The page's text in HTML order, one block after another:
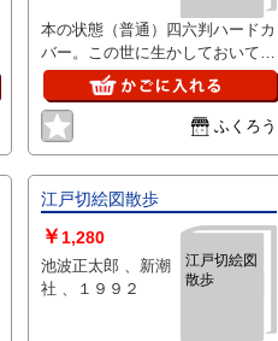
本の状態（普通）四六判ハードカ
バー。この世に生かしておいては
ならない人間だから仕掛けたーは
ずだったが・・
ふくろう
江戸切絵図散歩
江戸切絵図
散歩
￥1,280
池波正太郎 、新潮
社 、１９９２